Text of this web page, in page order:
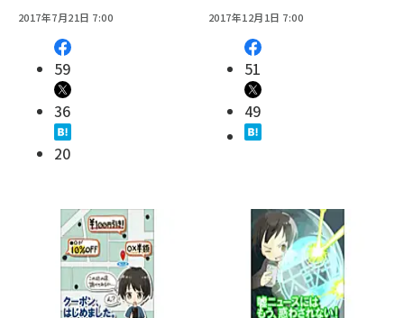
2017年7月21日 7:00
59
36
20
2017年12月1日 7:00
51
49